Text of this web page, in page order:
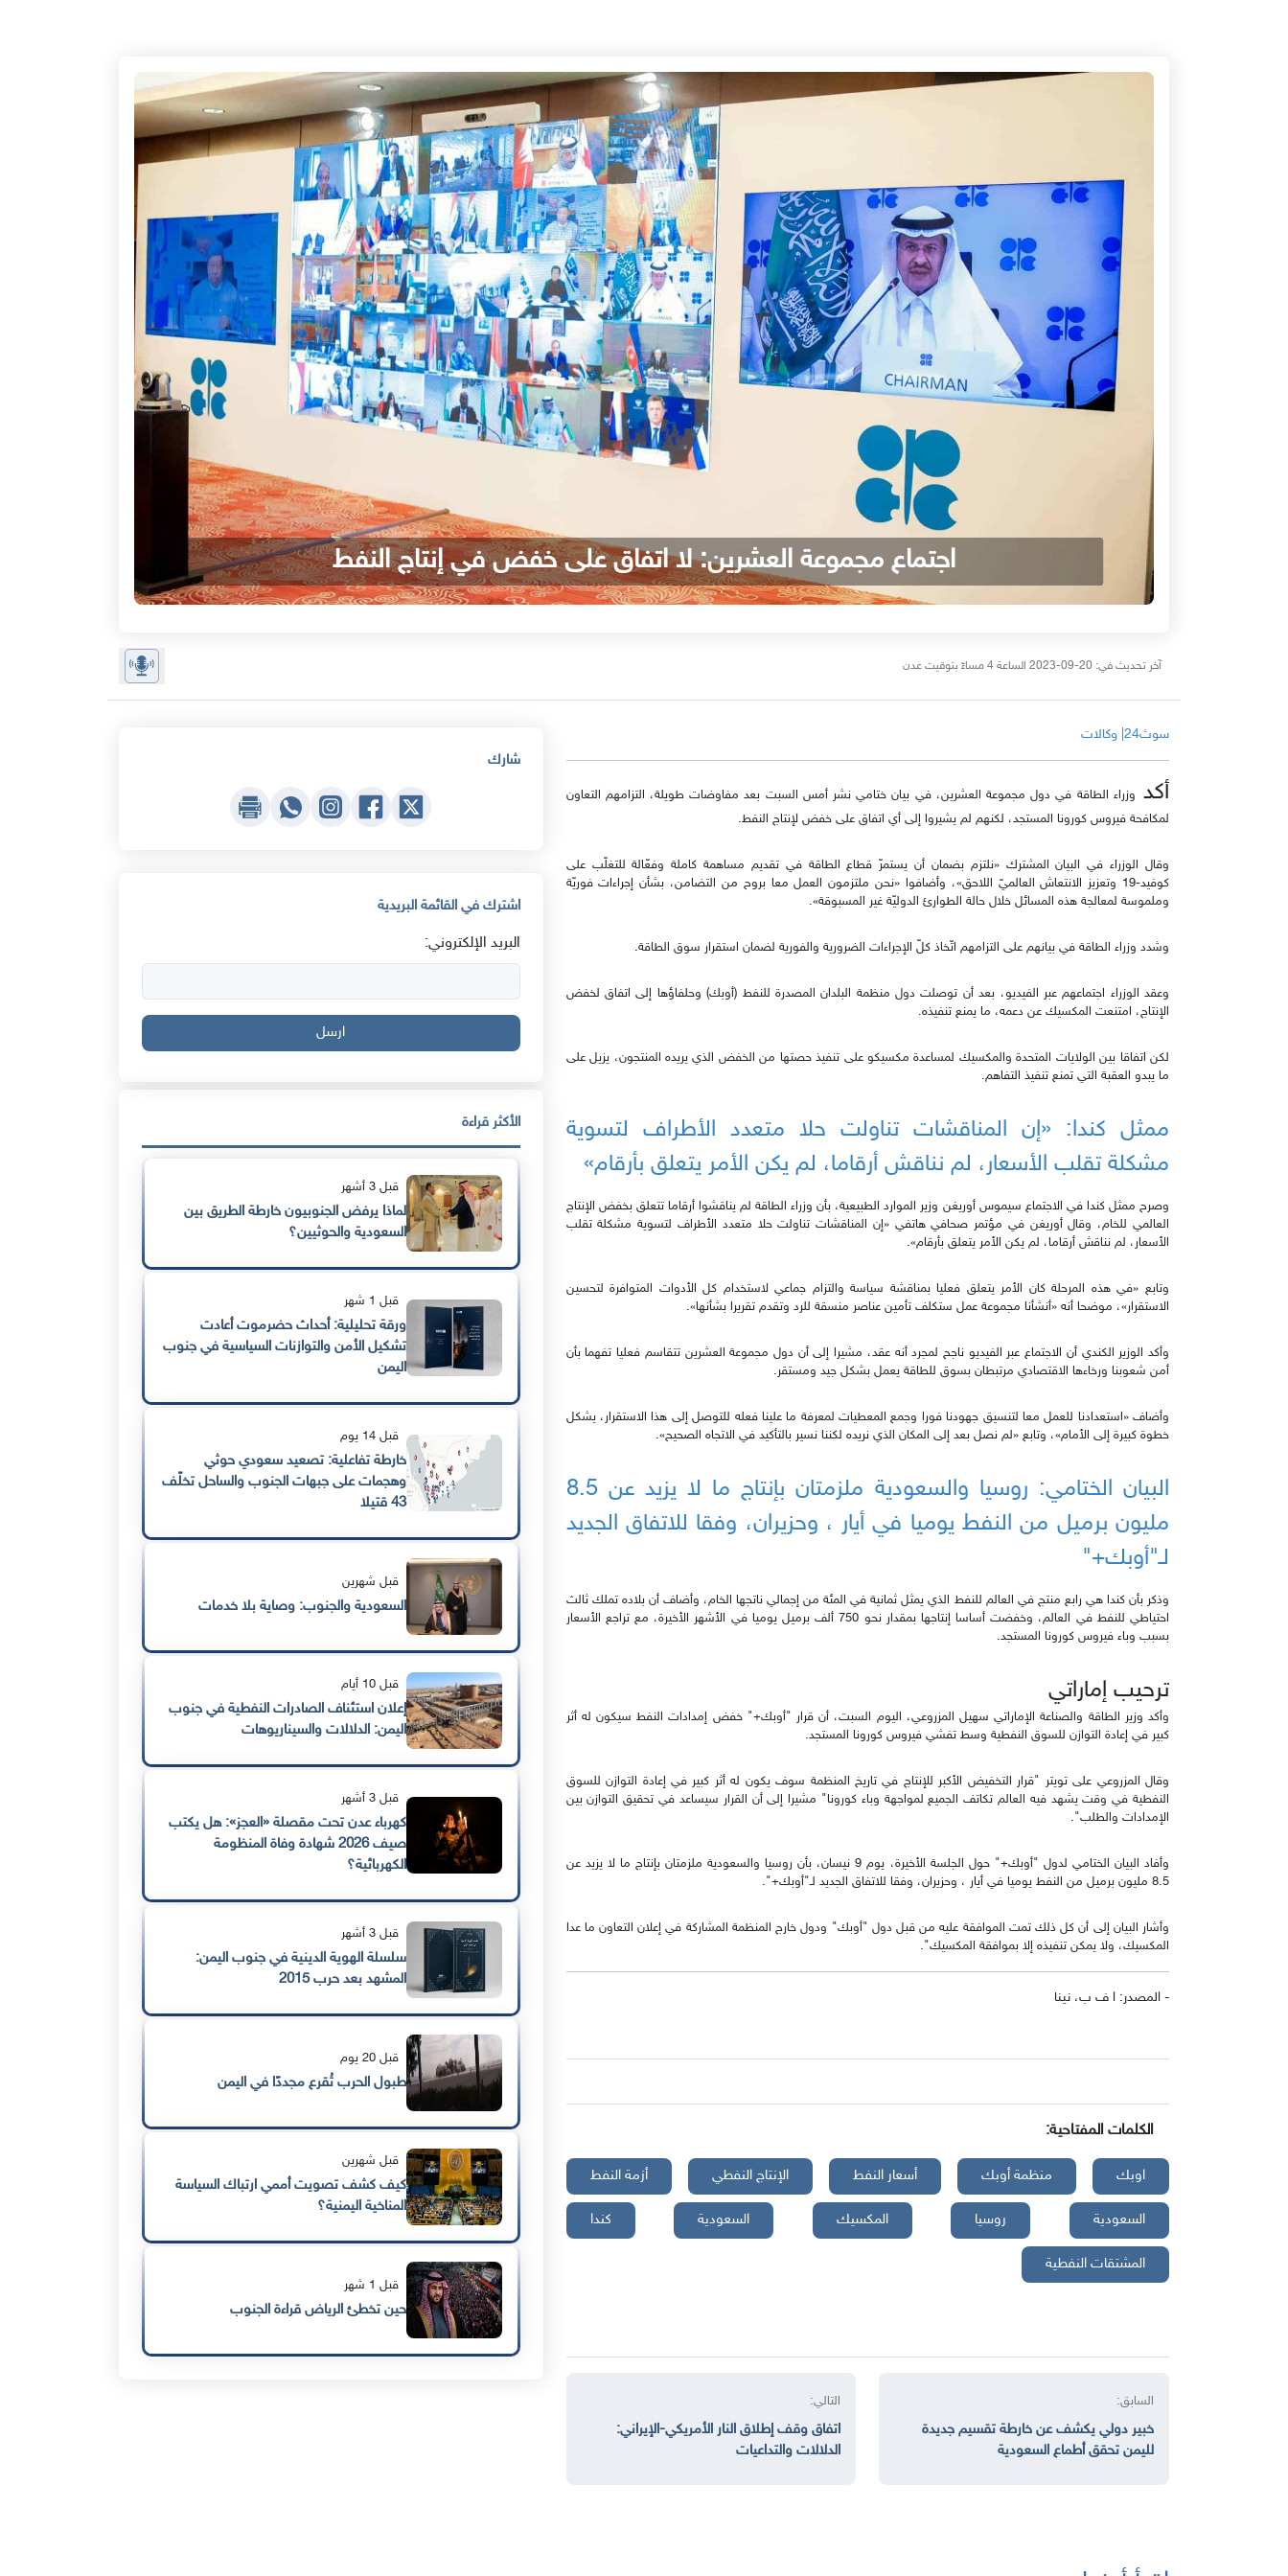
اجتماع مجموعة العشرين: لا اتفاق على خفض في إنتاج النفط
آخر تحديث في: 20-09-2023 الساعة 4 مساءً بتوقيت عدن
سوث24| وكالات
أكد وزراء الطاقة في دول مجموعة العشرين، في بيان ختامي نشر أمس السبت بعد مفاوضات طويلة، التزامهم التعاون
لمكافحة فيروس كورونا المستجد، لكنهم لم يشيروا إلى أي اتفاق على خفض لإنتاج النفط.
وقال الوزراء في البيان المشترك «نلتزم بضمان أن يستمرّ قطاع الطاقة في تقديم مساهمة كاملة وفعّالة للتغلّب على
كوفيد-19 وتعزيز الانتعاش العالميّ اللاحق»، وأضافوا «نحن ملتزمون العمل معا بروح من التضامن، بشأن إجراءات فوريّة
وملموسة لمعالجة هذه المسائل خلال حالة الطوارئ الدوليّة غير المسبوقة».
وشدد وزراء الطاقة في بيانهم على التزامهم اتّخاذ كلّ الإجراءات الضرورية والفورية لضمان استقرار سوق الطاقة.
وعقد الوزراء اجتماعهم عبر الفيديو، بعد أن توصلت دول منظمة البلدان المصدرة للنفط (أوبك) وحلفاؤها إلى اتفاق لخفض
الإنتاج، امتنعت المكسيك عن دعمه، ما يمنع تنفيذه.
لكن اتفاقا بين الولايات المتحدة والمكسيك لمساعدة مكسيكو على تنفيذ حصتها من الخفض الذي يريده المنتجون، يزيل على
ما يبدو العقبة التي تمنع تنفيذ التفاهم.
ممثل كندا: «إن المناقشات تناولت حلا متعدد الأطراف لتسوية
مشكلة تقلب الأسعار، لم نناقش أرقاما، لم يكن الأمر يتعلق بأرقام»
وصرح ممثل كندا في الاجتماع سيموس أوريغن وزير الموارد الطبيعية، بأن وزراء الطاقة لم يناقشوا أرقاما تتعلق بخفض الإنتاج
العالمي للخام، وقال أوريغن في مؤتمر صحافي هاتفي «إن المناقشات تناولت حلا متعدد الأطراف لتسوية مشكلة تقلب
الأسعار، لم نناقش أرقاما، لم يكن الأمر يتعلق بأرقام».
وتابع «في هذه المرحلة كان الأمر يتعلق فعليا بمناقشة سياسة والتزام جماعي لاستخدام كل الأدوات المتوافرة لتحسين
الاستقرار»، موضحا أنه «أنشأنا مجموعة عمل ستكلف تأمين عناصر منسقة للرد وتقدم تقريرا بشأنها».
وأكد الوزير الكندي أن الاجتماع عبر الفيديو ناجح لمجرد أنه عقد، مشيرا إلى أن دول مجموعة العشرين تتقاسم فعليا تفهما بأن
أمن شعوبنا ورخاءها الاقتصادي مرتبطان بسوق للطاقة يعمل بشكل جيد ومستقر.
وأضاف «استعدادنا للعمل معا لتنسيق جهودنا فورا وجمع المعطيات لمعرفة ما علينا فعله للتوصل إلى هذا الاستقرار، يشكل
خطوة كبيرة إلى الأمام»، وتابع «لم نصل بعد إلى المكان الذي نريده لكننا نسير بالتأكيد في الاتجاه الصحيح».
البيان الختامي: روسيا والسعودية ملزمتان بإنتاج ما لا يزيد عن 8.5
مليون برميل من النفط يوميا في أيار ، وحزيران، وفقا للاتفاق الجديد
لـ"أوبك+"
وذكر بأن كندا هي رابع منتج في العالم للنفط الذي يمثل ثمانية في المئة من إجمالي ناتجها الخام، وأضاف أن بلاده تملك ثالث
احتياطي للنفط في العالم، وخفضت أساسا إنتاجها بمقدار نحو 750 ألف برميل يوميا في الأشهر الأخيرة، مع تراجع الأسعار
بسبب وباء فيروس كورونا المستجد.
ترحيب إماراتي
وأكد وزير الطاقة والصناعة الإماراتي سهيل المزروعي، اليوم السبت، أن قرار "أوبك+" خفض إمدادات النفط سيكون له أثر
كبير في إعادة التوازن للسوق النفطية وسط تفشي فيروس كورونا المستجد.
وقال المزروعي على تويتر "قرار التخفيض الأكبر للإنتاج في تاريخ المنظمة سوف يكون له أثر كبير في إعادة التوازن للسوق
النفطية في وقت يشهد فيه العالم تكاتف الجميع لمواجهة وباء كورونا" مشيرا إلى أن القرار سيساعد في تحقيق التوازن بين
الإمدادات والطلب".
وأفاد البيان الختامي لدول "أوبك+" حول الجلسة الأخيرة، يوم 9 نيسان، بأن روسيا والسعودية ملزمتان بإنتاج ما لا يزيد عن
8.5 مليون برميل من النفط يوميا في أيار ، وحزيران، وفقا للاتفاق الجديد لـ"أوبك+".
وأشار البيان إلى أن كل ذلك تمت الموافقة عليه من قبل دول "أوبك" ودول خارج المنظمة المشاركة في إعلان التعاون ما عدا
المكسيك، ولا يمكن تنفيذه إلا بموافقة المكسيك".
- المصدر: ا ف ب، نينا
الكلمات المفتاحية:
اوبك منظمة أوبك أسعار النفط الإنتاج النفطي أزمة النفط
السعودية روسيا المكسيك السعودية كندا
المشتقات النفطية
السابق:
خبير دولي يكشف عن خارطة تقسيم جديدة
لليمن تحقق أطماع السعودية
التالي:
اتفاق وقف إطلاق النار الأمريكي-الإيراني:
الدلالات والتداعيات
شارك
اشترك في القائمة البريدية
البريد الإلكتروني:
ارسل
الأكثر قراءة
قبل 3 أشهر
لماذا يرفض الجنوبيون خارطة الطريق بين
السعودية والحوثيين؟
قبل 1 شهر
ورقة تحليلية: أحداث حضرموت أعادت
تشكيل الأمن والتوازنات السياسية في جنوب
اليمن
قبل 14 يوم
خارطة تفاعلية: تصعيد سعودي حوثي
وهجمات على جبهات الجنوب والساحل تخلّف
43 قتيلا
قبل شهرين
السعودية والجنوب: وصاية بلا خدمات
قبل 10 أيام
إعلان استئناف الصادرات النفطية في جنوب
اليمن: الدلالات والسيناريوهات
قبل 3 أشهر
كهرباء عدن تحت مقصلة «العجز»: هل يكتب
صيف 2026 شهادة وفاة المنظومة
الكهربائية؟
قبل 3 أشهر
سلسلة الهوية الدينية في جنوب اليمن:
المشهد بعد حرب 2015
قبل 20 يوم
طبول الحرب تُقرع مجددًا في اليمن
قبل شهرين
كيف كشف تصويت أممي ارتباك السياسة
المناخية اليمنية؟
قبل 1 شهر
حين تخطئ الرياض قراءة الجنوب